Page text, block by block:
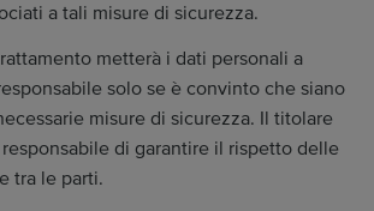
a tali misure di sicurezza.
metterà i dati personali a
solo se è convinto che siano
misure di sicurezza. Il titolare
di garantire il rispetto delle
tra le parti.